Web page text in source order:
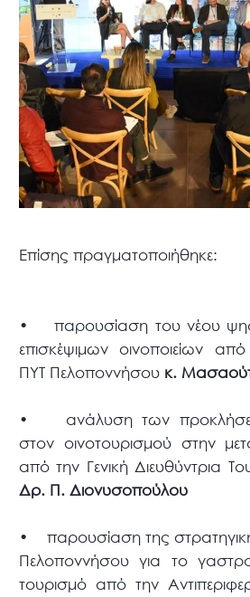
Επίσης πραγματοποιήθηκε:
• παρουσίαση του νέου
επισκέψιμων οινοποιείων
ΠΥΤ Πελοποννήσου κ.
• ανάλυση των
στον οινοτουρισμού στην
από την Γενική Διευθύντρια
Δρ. Π. Διονυσοπούλου
• παρουσίαση της
Πελοποννήσου για το
τουρισμό από την